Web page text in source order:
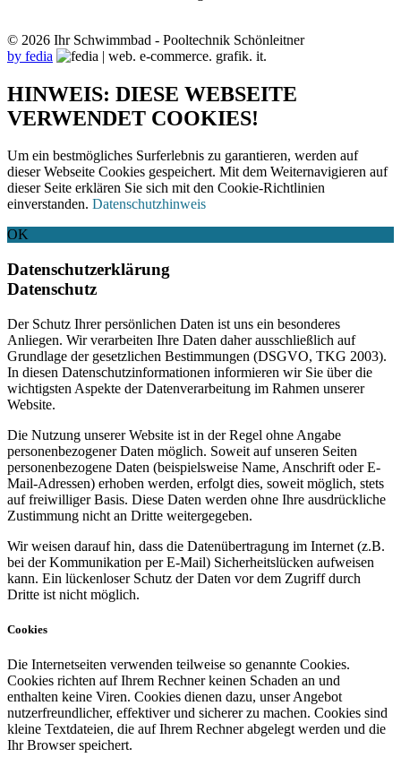
© 2026 Ihr Schwimmbad - Pooltechnik Schönleitner
by fedia
HINWEIS: DIESE WEBSEITE
VERWENDET COOKIES!
Um ein bestmögliches Surferlebnis zu garantieren, werden auf
dieser Webseite Cookies gespeichert. Mit dem Weiternavigieren auf
dieser Seite erklären Sie sich mit den Cookie-Richtlinien
einverstanden. Datenschutzhinweis
OK
Datenschutzerklärung
Datenschutz
Der Schutz Ihrer persönlichen Daten ist uns ein besonderes
Anliegen. Wir verarbeiten Ihre Daten daher ausschließlich auf
Grundlage der gesetzlichen Bestimmungen (DSGVO, TKG 2003).
In diesen Datenschutzinformationen informieren wir Sie über die
wichtigsten Aspekte der Datenverarbeitung im Rahmen unserer
Website.
Die Nutzung unserer Website ist in der Regel ohne Angabe
personenbezogener Daten möglich. Soweit auf unseren Seiten
personenbezogene Daten (beispielsweise Name, Anschrift oder E-
Mail-Adressen) erhoben werden, erfolgt dies, soweit möglich, stets
auf freiwilliger Basis. Diese Daten werden ohne Ihre ausdrückliche
Zustimmung nicht an Dritte weitergegeben.
Wir weisen darauf hin, dass die Datenübertragung im Internet (z.B.
bei der Kommunikation per E-Mail) Sicherheitslücken aufweisen
kann. Ein lückenloser Schutz der Daten vor dem Zugriff durch
Dritte ist nicht möglich.
Cookies
Die Internetseiten verwenden teilweise so genannte Cookies.
Cookies richten auf Ihrem Rechner keinen Schaden an und
enthalten keine Viren. Cookies dienen dazu, unser Angebot
nutzerfreundlicher, effektiver und sicherer zu machen. Cookies sind
kleine Textdateien, die auf Ihrem Rechner abgelegt werden und die
Ihr Browser speichert.